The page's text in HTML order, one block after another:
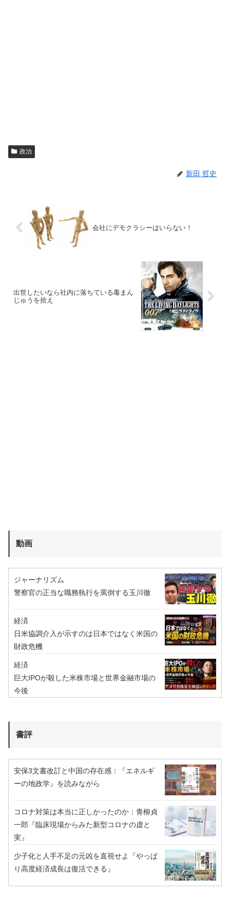
政治
新田 哲史
会社にデモクラシーはいらない！
出世したいなら社内に落ちている毒まん
じゅうを拾え
動画
ジャーナリズム
警察官の正当な職務執行を罵倒する玉川徹
経済
日米協調介入が示すのは日本ではなく米国の
財政危機
経済
巨大IPOが殺した米株市場と世界金融市場の
今後
書評
安保3文書改訂と中国の存在感：『エネルギ
ーの地政学』を読みながら
コロナ対策は本当に正しかったのか：青柳貞
一郎『臨床現場からみた新型コロナの虚と
実』
少子化と人手不足の元凶を直視せよ『やっぱ
り高度経済成長は復活できる』